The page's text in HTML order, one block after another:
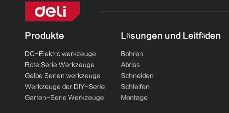
Produkte
DC-Elektro werkzeuge
Rote Serie Werkzeuge
Gelbe Serien werkzeuge
Werkzeuge der DIY-Serie
Garten-Serie Werkzeuge
Lösungen und Leitfäden
Bohren
Abriss
Schneiden
Schleifen
Montage